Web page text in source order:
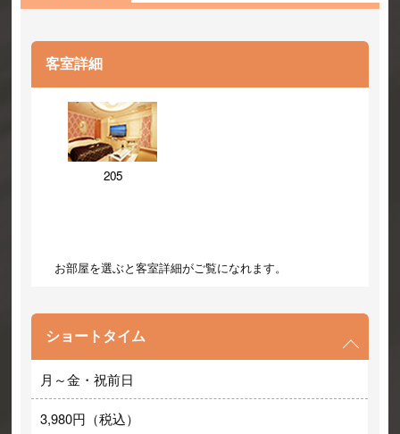
客室詳細
205
お部屋を選ぶと客室詳細がご覧になれます。
ショートタイム
月～金・祝前日
3,980円（税込）